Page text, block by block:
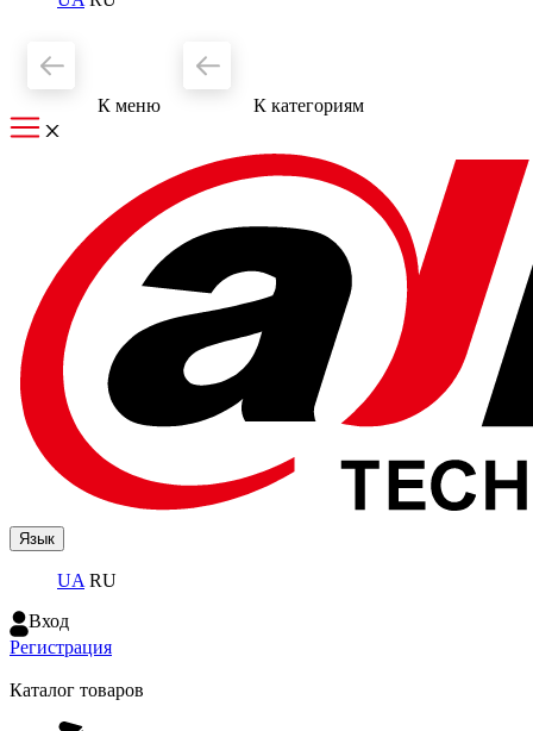
К меню К категориям
Язык
UA RU
Вход
Регистрация
Каталог товаров